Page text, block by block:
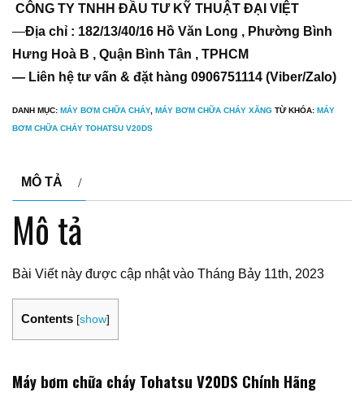
CÔNG TY TNHH ĐẦU TƯ KỸ THUẬT ĐẠI VIỆT
—Địa chỉ : 182/13/40/16 Hồ Văn Long , Phường Bình
Hưng Hoà B , Quận Bình Tân , TPHCM
— Liên hệ tư vấn & đặt hàng 0906751114 (Viber/Zalo)
DANH MỤC: MÁY BƠM CHỮA CHÁY, MÁY BƠM CHỮA CHÁY XĂNG TỪ KHÓA: MÁY
BƠM CHỮA CHÁY TOHATSU V20DS
MÔ TẢ
Mô tả
Bài Viết này được cập nhật vào Tháng Bảy 11th, 2023
Contents [show]
Máy bơm chữa cháy Tohatsu V20DS Chính Hãng